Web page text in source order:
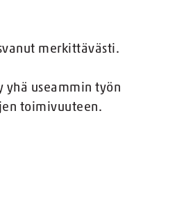
merkittävästi.
yhä useammin työn
toimivuuteen.